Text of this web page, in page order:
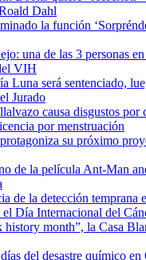
Dahl
la función
una de las 3 personas
VIH
Luna será sentenciado,
Jurado
causa disgustos por
por menstruación
su próximo
de la película Ant-Man
de la detección temprana
el Día Internacional del
history month”, la Casa
del desastre químico